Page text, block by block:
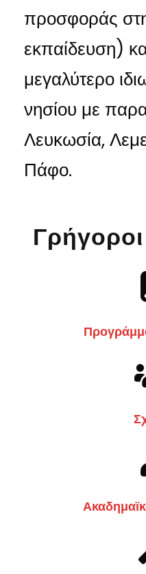
προσφοράς
εκπαίδευση)
μεγαλύτερο
νησίου με
Λευκωσία,
Πάφο.